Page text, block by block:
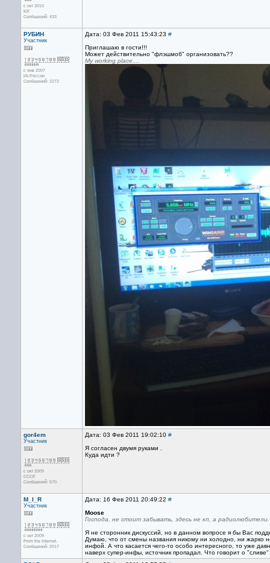
с окт 2010
ЮГ
Сообщений: 433
РУБИН
Участник
с янв 2007
Из России
Сообщений: 2272
Дата: 03 Фев 2011 15:43:23 #
Приглашаю в гости!!!
Может действительно "флэшмоб" организовать??
My working place....
gor4em
Участник
с окт 2009
СССР
Сообщений: 570
Дата: 03 Фев 2011 19:02:10 #
Я согласен двумя руками .
Куда идти ?
M_I_R
Участник
с окт 2009
From the Internet.
Сообщений: 2017
Дата: 16 Фев 2011 20:49:22 #
Moose
Господа, не стоит забывать, здесь не кп, а
Я не сторонник дискуссий, но в данном вопросе я бы Вас
Думаю, что от смены названия никому ни холодно, ни жарко
инфой. А что касается чего-то особо интересного, то уже
наверх супер-инфы, источник пропадал. Что говорит о "сливе"